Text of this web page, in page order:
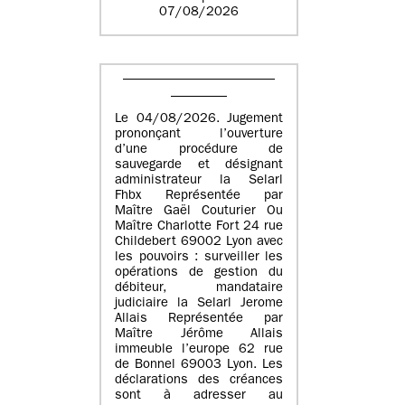
07/08/2026
Le 04/08/2026. Jugement
prononçant l’ouverture
d’une procédure de
sauvegarde et désignant
administrateur la Selarl
Fhbx Représentée par
Maître Gaël Couturier Ou
Maître Charlotte Fort 24 rue
Childebert 69002 Lyon avec
les pouvoirs : surveiller les
opérations de gestion du
débiteur, mandataire
judiciaire la Selarl Jerome
Allais Représentée par
Maître Jérôme Allais
immeuble l’europe 62 rue
de Bonnel 69003 Lyon. Les
déclarations des créances
sont à adresser au